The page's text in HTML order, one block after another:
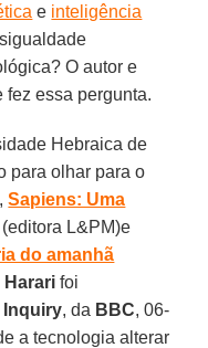
e inteligência
O autor e
fez essa pergunta.
Hebraica de
para olhar para o
Sapiens: Uma
(editora L&PM)e
do amanhã
Harari foi
Inquiry, da BBC, 06-
a tecnologia alterar